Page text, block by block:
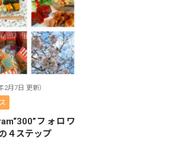
2月7日 更新）
フォロワ
４ステップ